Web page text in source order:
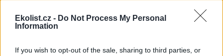
Ekolist.cz - Do Not Process My Personal
Information
If you wish to opt-out of the sale, sharing to third parties, or
nádrží. Žádost o dotace mohou podávat od 7. září do 7. října.
i kamenné stáje